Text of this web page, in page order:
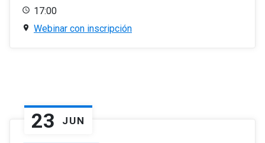
17:00
Webinar con inscripción
23 JUN